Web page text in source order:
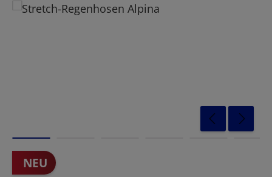
Bildergalerie überspringen
NEU